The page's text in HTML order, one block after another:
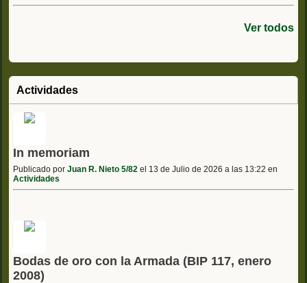
Ver todos
Actividades
In memoriam
Publicado por Juan R. Nieto 5/82 el 13 de Julio de 2026 a las 13:22 en
Actividades
Bodas de oro con la Armada (BIP 117, enero
2008)